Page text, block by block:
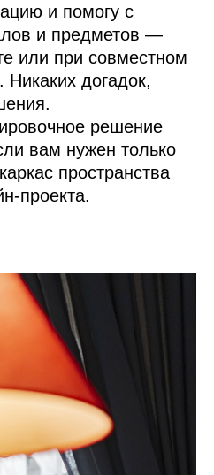
и помогу с
и предметов —
или при совместном
догадок,
решение
вам нужен только
пространства